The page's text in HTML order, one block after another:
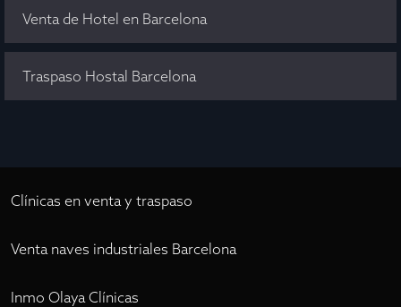
Venta de Hotel en Barcelona
Traspaso Hostal Barcelona
Clínicas en venta y traspaso
Venta naves industriales Barcelona
Inmo Olaya Clínicas